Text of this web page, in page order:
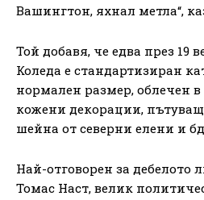
Вашингтон, яхнал метла“,
Той добавя, че едва през 19
Коледа е стандартизиран
нормален размер, облечен в
кожени декорации,
шейна от северни елени и
Най-отговорен за дебелото
Томас Наст, велик